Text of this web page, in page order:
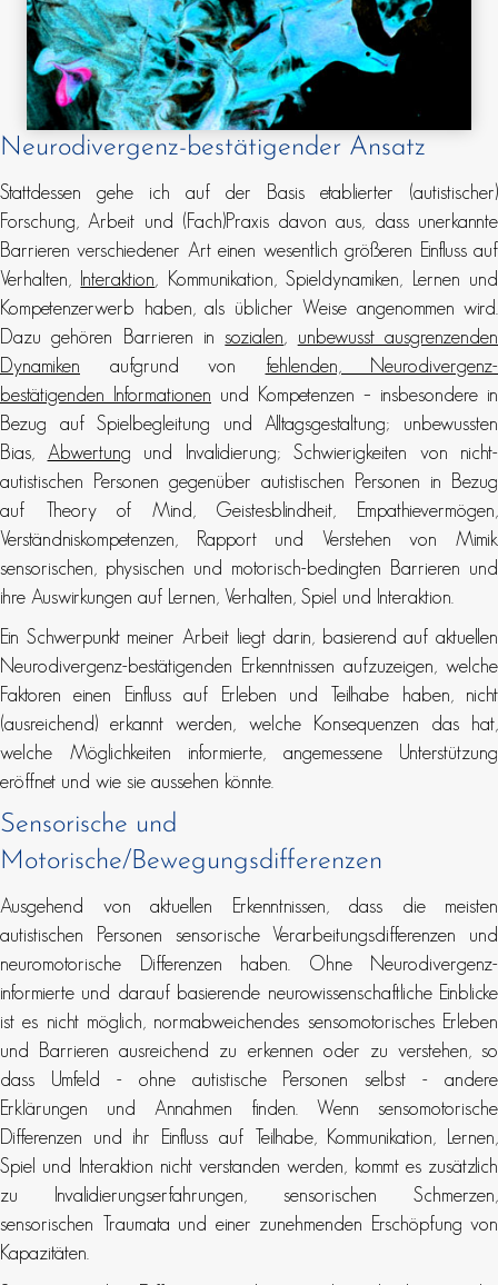
Neurodivergenz-bestätigender Ansatz
Stattdessen gehe ich auf der Basis etablierter (autistischer)
Forschung, Arbeit und (Fach)Praxis davon aus, dass unerkannte
Barrieren verschiedener Art einen wesentlich größeren Einfluss auf
Verhalten, Interaktion, Kommunikation, Spieldynamiken, Lernen und
Kompetenzerwerb haben, als üblicher Weise angenommen wird.
Dazu gehören Barrieren insozialen, unbewusst ausgrenzenden
Dynamiken aufgrund von fehlenden, Neurodivergenz-
bestätigenden Informationen und Kompetenzen – insbesondere in
Bezug auf Spielbegleitung und Alltagsgestaltung; unbewussten
Bias, Abwertung und Invalidierung; Schwierigkeiten von nicht-
autistischen Personen gegenüber autistischen Personen in Bezug
auf Theory of Mind, Geistesblindheit, Empathievermögen,
Verständniskompetenzen, Rapport und Verstehen von Mimik
sensorischen, physischen und motorisch-bedingten Barrieren und
ihre Auswirkungen auf Lernen, Verhalten, Spiel und Interaktion.
Ein Schwerpunkt meiner Arbeit liegt darin, basierend auf aktuellen
Neurodivergenz-bestätigenden Erkenntnissen aufzuzeigen, welche
Faktoren einen Einfluss auf Erleben und Teilhabe haben, nicht
(ausreichend) erkannt werden, welche Konsequenzen das hat,
welche Möglichkeiten informierte, angemessene Unterstützung
eröffnet und wie sie aussehen könnte.
Sensorische und
Motorische/Bewegungsdifferenzen
Ausgehend von aktuellen Erkenntnissen, dass die meisten
autistischen Personen sensorische Verarbeitungsdifferenzen und
neuromotorische Differenzen haben. Ohne Neurodivergenz-
informierte und darauf basierende neurowissenschaftliche Einblicke
ist es nicht möglich, normabweichendes sensomotorisches Erleben
und Barrieren ausreichend zu erkennen oder zu verstehen, so
dass Umfeld - ohne autistische Personen selbst - andere
Erklärungen und Annahmen finden. Wenn sensomotorische
Differenzen und ihr Einfluss auf Teilhabe, Kommunikation, Lernen,
Spiel und Interaktion nicht verstanden werden, kommt es zusätzlich
zu Invalidierungserfahrungen, sensorischen Schmerzen,
sensorischen Traumata und einer zunehmenden Erschöpfung von
Kapazitäten.